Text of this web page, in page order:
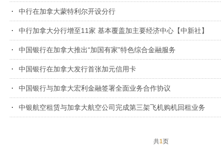
中行在加拿大蒙特利尔开设分行
中行加拿大分行增至11家 基本覆盖加主要经济中心【中新社】
中国银行在加拿大推出“加国有家”特色综合金融服务
中国银行在加拿大发行首张加元信用卡
中国银行与加拿大宏利金融签署全面业务合作协议
中银航空租赁与加拿大航空公司完成第三架飞机购机回租业务
共1页